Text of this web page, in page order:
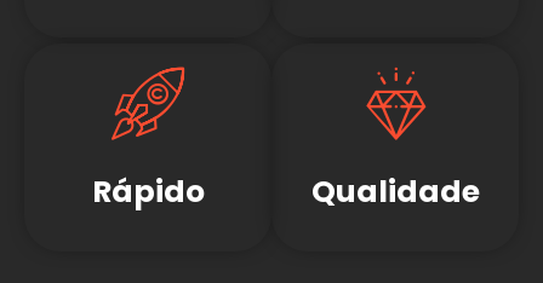
Rápido Qualidade